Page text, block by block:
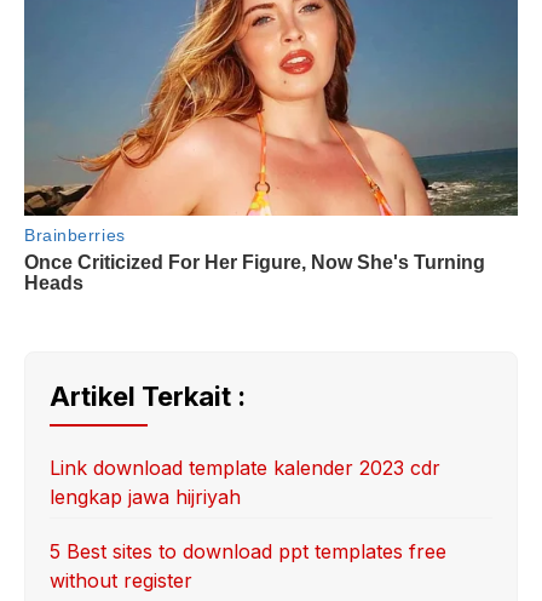
Artikel Terkait :
Link download template kalender 2023 cdr
lengkap jawa hijriyah
5 Best sites to download ppt templates free
without register